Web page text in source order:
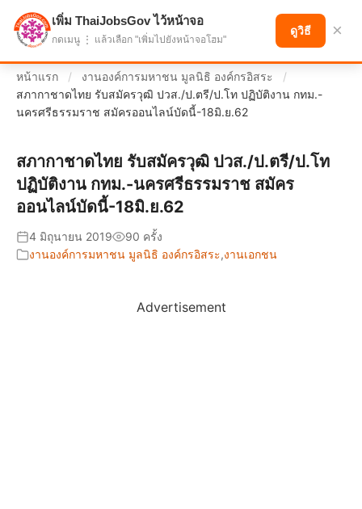
แบ่งปันโอกาส เพื่ออนาคตที่ก้าวหน้า
หน้าแรก / งานองค์การมหาชน มูลนิธิ องค์กรอิสระ
/
สภากาชาดไทย รับสมัครวุฒิ ปวส./ป.ตรี/ป.โท ปฏิบัติงาน กทม.-
นครศรีธรรมราช สมัครออนไลน์บัดนี้-18มิ.ย.62
สภากาชาดไทย รับสมัครวุฒิ ปวส./ป.ตรี/ป.โท
ปฏิบัติงาน กทม.-นครศรีธรรมราช สมัคร
ออนไลน์บัดนี้-18มิ.ย.62
4 มิถุนายน 2019
90 ครั้ง
งานองค์การมหาชน มูลนิธิ องค์กรอิสระ,งานเอกชน
Advertisement
เพิ่ม ThaiJobsGov ไว้หน้าจอ
กดเมนู ⋮ แล้วเลือก "เพิ่มไปยังหน้าจอโฮม"
ดูวิธี ×